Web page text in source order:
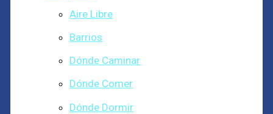
Aire Libre
Barrios
Dónde Caminar
Dónde Comer
Dónde Dormir